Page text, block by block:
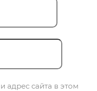
адрес сайта в этом